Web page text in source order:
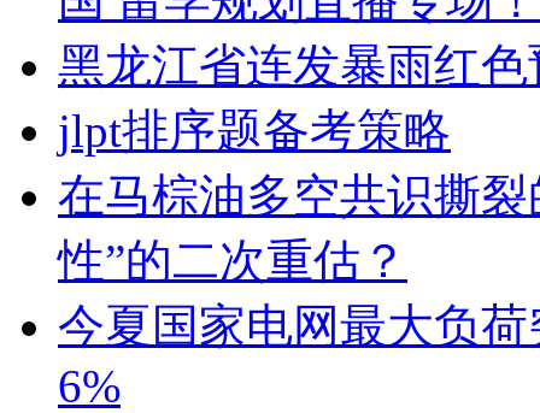
黑龙江省连发暴雨红
jlpt排序题备考策略
在马棕油多空共识撕
性”的二次重估？
今夏国家电网最大负
6%